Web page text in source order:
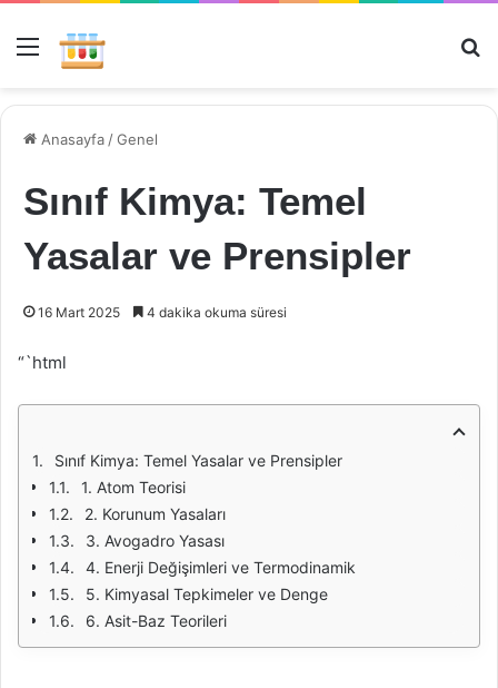
Menü
Anasayfa /Genel
Sınıf Kimya: Temel
Yasalar ve Prensipler
16 Mart 2025 4 dakika okuma süresi
“`html
Sınıf Kimya: Temel Yasalar ve Prensipler
1. Atom Teorisi
2. Korunum Yasaları
3. Avogadro Yasası
4. Enerji Değişimleri ve Termodinamik
5. Kimyasal Tepkimeler ve Denge
6. Asit-Baz Teorileri